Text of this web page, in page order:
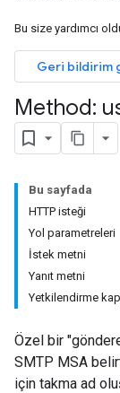
Bu size yardımcı
Geri bildirim
Method:
Bu sayfada
HTTP isteği
Yol parametreleri
İstek metni
Yanıt metni
Yetkilendirme
Özel bir
SMTP MSA
için takma ad